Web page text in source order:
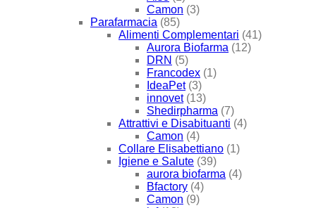
Camon (3)
Parafarmacia (85)
Alimenti Complementari (41)
Aurora Biofarma (12)
DRN (5)
Francodex (1)
IdeaPet (3)
innovet (13)
Shedirpharma (7)
Attrattivi e Disabituanti (4)
Camon (4)
Collare Elisabettiano (1)
Igiene e Salute (39)
aurora biofarma (4)
Bfactory (4)
Camon (9)